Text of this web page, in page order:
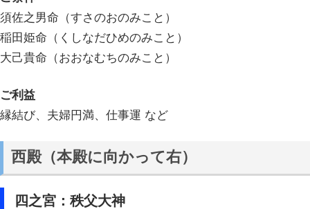
須佐之男命（すさのおのみこと）
稲田姫命（くしなだひめのみこと）
大己貴命（おおなむちのみこと）
ご利益
縁結び、夫婦円満、仕事運 など
西殿（本殿に向かって右）
四之宮：秩父大神